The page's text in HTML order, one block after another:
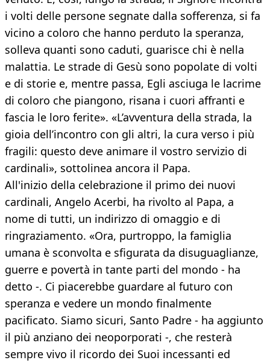
i volti delle persone segnate dalla sofferenza, si fa
vicino a coloro che hanno perduto la speranza,
solleva quanti sono caduti, guarisce chi è nella
malattia. Le strade di Gesù sono popolate di volti
e di storie e, mentre passa, Egli asciuga le lacrime
di coloro che piangono, risana i cuori affranti e
fascia le loro ferite». «L’avventura della strada, la
gioia dell’incontro con gli altri, la cura verso i più
fragili: questo deve animare il vostro servizio di
cardinali», sottolinea ancora il Papa.
All'inizio della celebrazione il primo dei nuovi
cardinali, Angelo Acerbi, ha rivolto al Papa, a
nome di tutti, un indirizzo di omaggio e di
ringraziamento. «Ora, purtroppo, la famiglia
umana è sconvolta e sfigurata da disuguaglianze,
guerre e povertà in tante parti del mondo - ha
detto -. Ci piacerebbe guardare al futuro con
speranza e vedere un mondo finalmente
pacificato. Siamo sicuri, Santo Padre - ha aggiunto
il più anziano dei neoporporati -, che resterà
sempre vivo il ricordo dei Suoi incessanti ed